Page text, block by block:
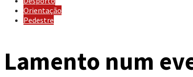
Orientação
Pedestre
Lamento num